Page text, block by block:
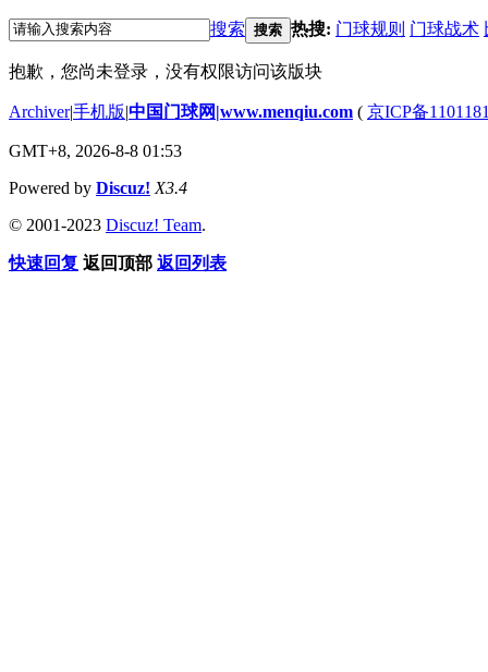
搜索 搜索 热搜: 门球规则 门球战术
抱歉，您尚未登录，没有权限访问该版块
Archiver|手机版|中国门球网|www.menqiu.com ( 京ICP备
GMT+8, 2026-8-8 01:53
Powered by Discuz! X3.4
© 2001-2023 Discuz! Team.
快速回复 返回顶部 返回列表